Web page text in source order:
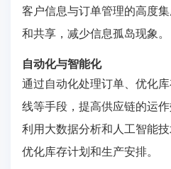
客户信息与订单管理的高度
和共享，减少信息孤岛现象。
自动化与智能化
通过自动化处理订单、优化
线等手段，提高供应链的运作
利用大数据分析和人工智能
优化库存计划和生产安排。